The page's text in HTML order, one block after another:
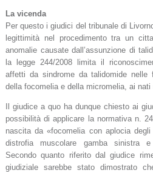
La vicenda
Per questo i giudici del tribunale di
legittimità nel procedimento tra un
anomalie causate dall’assunzione di
la legge 244/2008 limita il
affetti da sindrome da talidomide nelle
della focomelia e della micromelia, ai
Il giudice a quo ha dunque chiesto ai
possibilità di applicare la normativa n.
nascita da «focomelia con aplocia
distrofia muscolare gamba sinistra
Secondo quanto riferito dal giudice
giudiziale sarebbe stato dimostrato